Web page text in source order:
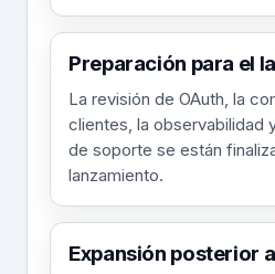
Preparación para el
La revisión de OAuth, la
clientes, la observabilidad
de soporte se están
lanzamiento.
Expansión posterior